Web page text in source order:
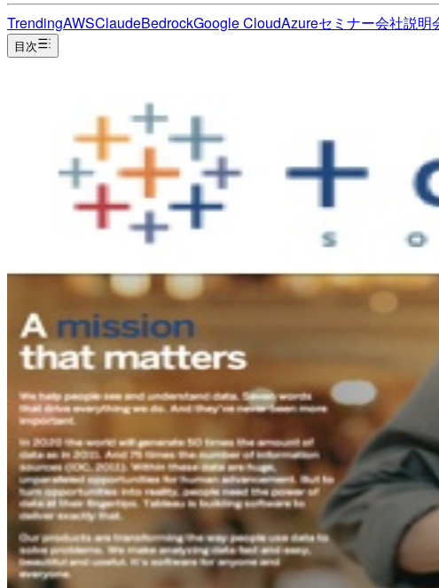
TrendingAWSClaudeBedrockGoogle CloudAzureセミナー会社説明
目次